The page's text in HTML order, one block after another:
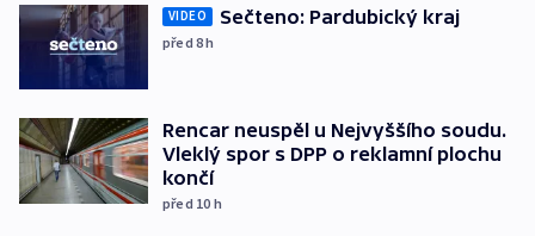
VIDEO Sečteno: Pardubický kraj
před 8h
Rencar neuspěl u Nejvyššího soudu.
Vleklý spor s DPP o reklamní plochu
končí
před 10 h